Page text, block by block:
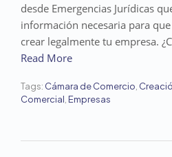
desde Emergencias Jurídicas
información necesaria para
crear legalmente tu empresa.
Read More
Tags: Cámara de Comercio
Comercial Empresas